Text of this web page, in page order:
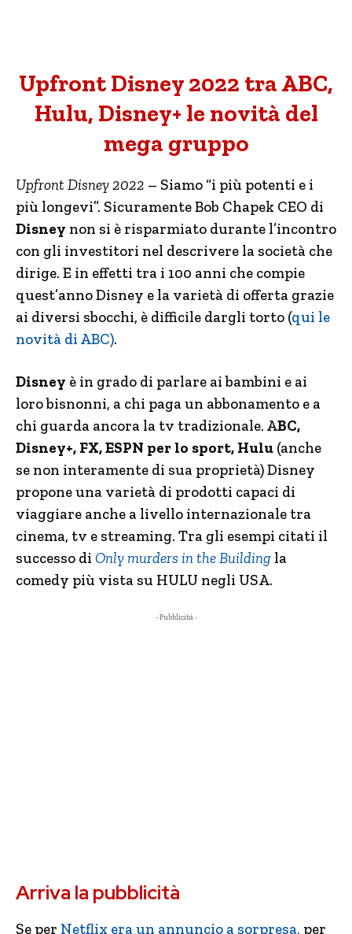
Upfront Disney 2022 tra ABC,
Hulu, Disney+ le novità del
mega gruppo
Upfront Disney 2022 – Siamo “i più potenti e i
più longevi”. Sicuramente Bob Chapek CEO di
Disney non si è risparmiato durante l’incontro
con gli investitori nel descrivere la società che
dirige. E in effetti tra i 100 anni che compie
quest’anno Disney e la varietà di offerta grazie
ai diversi sbocchi, è difficile dargli torto (qui le
novità di ABC).
Disney è in grado di parlare ai bambini e ai
loro bisnonni, a chi paga un abbonamento e a
chi guarda ancora la tv tradizionale. ABC,
Disney+, FX, ESPN per lo sport, Hulu (anche
se non interamente di sua proprietà) Disney
propone una varietà di prodotti capaci di
viaggiare anche a livello internazionale tra
cinema, tv e streaming. Tra gli esempi citati il
successo di Only murders in the Building la
comedy più vista su HULU negli USA.
- Pubblicità -
Arriva la pubblicità
Se per Netflix era un annuncio a sorpresa, per